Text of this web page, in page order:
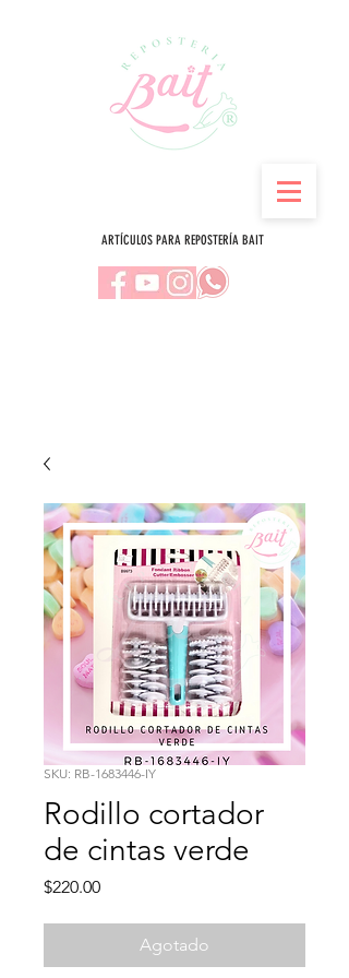
ARTÍCULOS PARA REPOSTERÍA BAIT
SKU: RB-1683446-IY
Rodillo cortador
de cintas verde
$220.00Precio
Agotado